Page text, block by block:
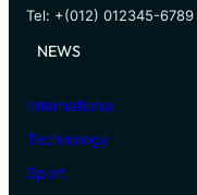
Tel: +(012) 012345-6789
NEWS
International
Technology
Sport